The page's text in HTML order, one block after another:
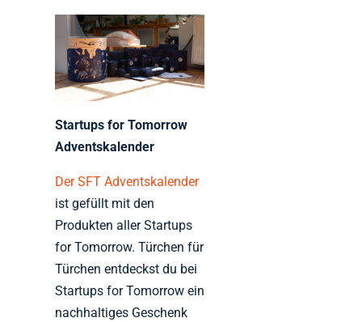
Startups for Tomorrow
Adventskalender
Der SFT Adventskalender
ist gefüllt mit den
Produkten aller Startups
for Tomorrow. Türchen für
Türchen entdeckst du bei
Startups for Tomorrow ein
nachhaltiges Geschenk